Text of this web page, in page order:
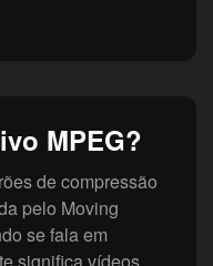
MPEG?
de compressão
pelo Moving
se fala em